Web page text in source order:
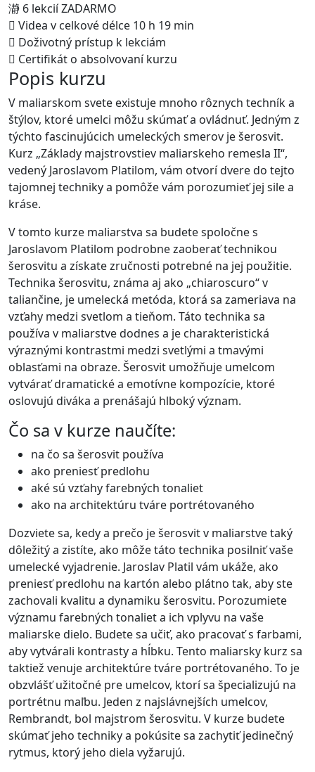
6 lekcií ZADARMO
Videa v celkové délce 10 h 19 min
Doživotný prístup k lekciám
Certifikát o absolvovaní kurzu
Popis kurzu
V maliarskom svete existuje mnoho rôznych techník a
štýlov, ktoré umelci môžu skúmať a ovládnuť. Jedným z
týchto fascinujúcich umeleckých smerov je šerosvit.
Kurz „Základy majstrovstiev maliarskeho remesla II“,
vedený Jaroslavom Platilom, vám otvorí dvere do tejto
tajomnej techniky a pomôže vám porozumieť jej sile a
kráse.
V tomto kurze maliarstva sa budete spoločne s
Jaroslavom Platilom podrobne zaoberať technikou
šerosvitu a získate zručnosti potrebné na jej použitie.
Technika šerosvitu, známa aj ako „chiaroscuro“ v
taliančine, je umelecká metóda, ktorá sa zameriava na
vzťahy medzi svetlom a tieňom. Táto technika sa
používa v maliarstve dodnes a je charakteristická
výraznými kontrastmi medzi svetlými a tmavými
oblasťami na obraze. Šerosvit umožňuje umelcom
vytvárať dramatické a emotívne kompozície, ktoré
oslovujú diváka a prenášajú hlboký význam.
Čo sa v kurze naučíte:
na čo sa šerosvit používa
ako preniesť predlohu
aké sú vzťahy farebných tonaliet
ako na architektúru tváre portrétovaného
Dozviete sa, kedy a prečo je šerosvit v maliarstve taký
dôležitý a zistíte, ako môže táto technika posilniť vaše
umelecké vyjadrenie. Jaroslav Platil vám ukáže, ako
preniesť predlohu na kartón alebo plátno tak, aby ste
zachovali kvalitu a dynamiku šerosvitu. Porozumiete
významu farebných tonaliet a ich vplyvu na vaše
maliarske dielo. Budete sa učiť, ako pracovať s farbami,
aby vytvárali kontrasty a hĺbku. Tento maliarsky kurz sa
taktiež venuje architektúre tváre portrétovaného. To je
obzvlášť užitočné pre umelcov, ktorí sa špecializujú na
portrétnu maľbu. Jeden z najslávnejších umelcov,
Rembrandt, bol majstrom šerosvitu. V kurze budete
skúmať jeho techniky a pokúsite sa zachytiť jedinečný
rytmus, ktorý jeho diela vyžarujú.